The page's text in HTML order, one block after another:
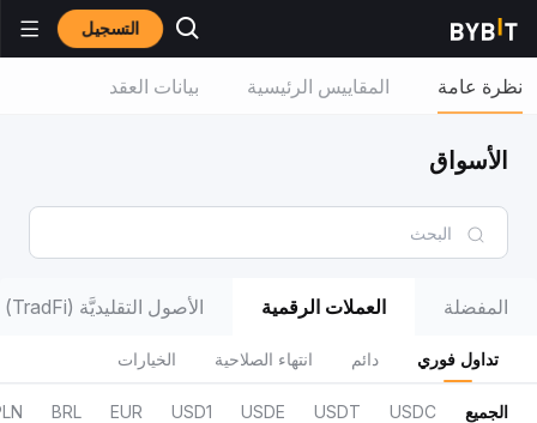
التسجيل
نظرة عامة المقاييس الرئيسية بيانات العقد
الأسواق
المفضلة العملات الرقمية الأصول التقليديَّة (TradFi)
تداول فوري دائم انتهاء الصلاحية الخيارات
الجميع USDC
USDT
USDE
USD1
EUR
BRL